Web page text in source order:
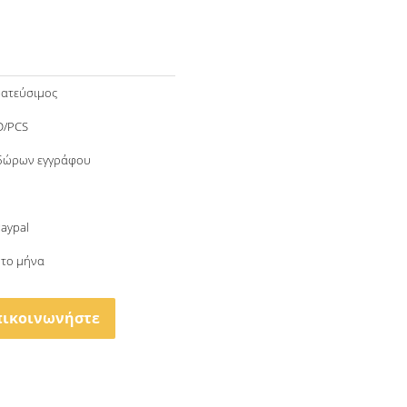
PCS
εγγράφου
μήνα